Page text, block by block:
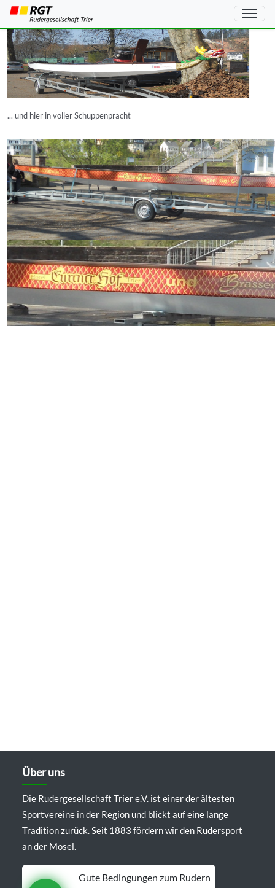
... hier noch ganz in weiß und namenlos
... und hier in voller Schuppenpracht
Über uns
Die Rudergesellschaft Trier e.V. ist einer der ältesten
Sportvereine in der Region und blickt auf eine lange
Tradition zurück. Seit 1883 fördern wir den Rudersport
an der Mosel.
Gute Bedingungen zum Rudern